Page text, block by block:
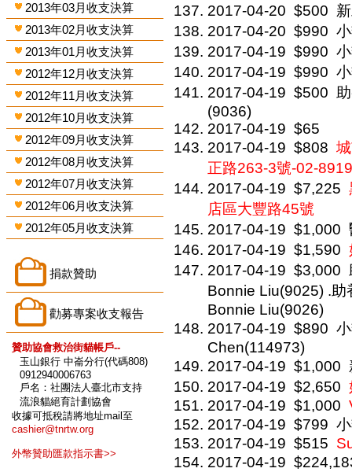
2013年03月收支決算
2013年02月收支決算
2013年01月收支決算
2012年12月收支決算
2012年11月收支決算
2012年10月收支決算
2012年09月收支決算
2012年08月收支決算
2012年07月收支決算
2012年06月收支決算
2012年05月收支決算
捐款贊助
勸募專案收支報告
贊助協會救治街貓帳戶--
玉山銀行 中崙分行(代碼808)
0912940006763
戶名：社團法人臺北市支持
流浪貓絕育計劃協會
收據可抵稅請將地址mail至
cashier@tnrtw.org
外幣贊助匯款指示書>>
2017-04-20 $500
2017-04-20 $990
2017-04-19 $990
2017-04-19 $990
2017-04-19 $500
(9036)
2017-04-19 $65
2017-04-19 $808
正路263-3號-02-
2017-04-19 $7,225
店區大豐路45號
2017-04-19 $1,000
2017-04-19 $1,590
2017-04-19 $3,000
Bonnie Liu(9025) .助
Bonnie Liu(9026)
2017-04-19 $890
Chen(114973)
2017-04-19 $1,000
2017-04-19 $2,650
2017-04-19 $1,000
2017-04-19 $799
2017-04-19 $515
2017-04-19